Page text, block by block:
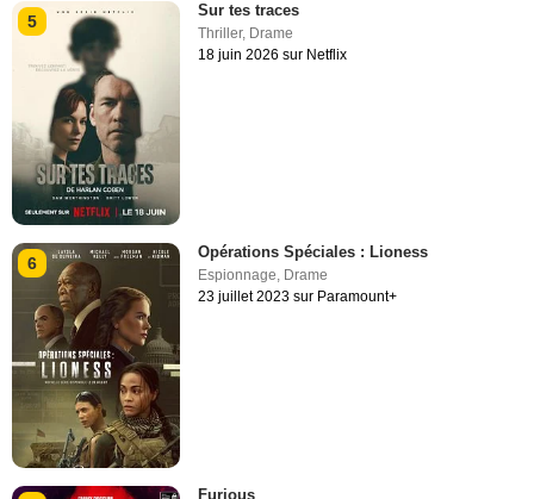
5
Sur tes traces
Thriller, Drame
18 juin 2026 sur Netflix
6
Opérations Spéciales : Lioness
Espionnage, Drame
23 juillet 2023 sur Paramount+
Furious